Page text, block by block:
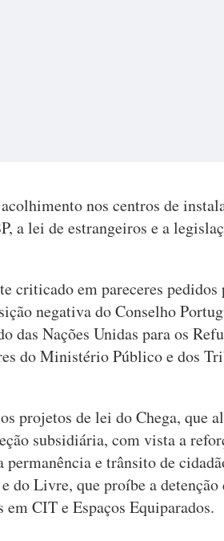
nos centros de
a lei de estrangeiros e a
criticado em pareceres pedidos
negativa do Conselho
das Nações Unidas para os
do Ministério Público e dos
projetos de lei do Chega, que
subsidiária, com vista a
e trânsito de
do Livre, que proíbe a detenção
CIT e Espaços Equiparados.